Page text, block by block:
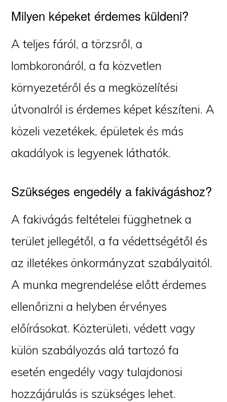
Milyen képeket érdemes küldeni?
A teljes fáról, a törzsről, a
lombkoronáról, a fa közvetlen
környezetéről és a megközelítési
útvonalról is érdemes képet készíteni. A
közeli vezetékek, épületek és más
akadályok is legyenek láthatók.
Szükséges engedély a fakivágáshoz?
A fakivágás feltételei függhetnek a
terület jellegétől, a fa védettségétől és
az illetékes önkormányzat szabályaitól.
A munka megrendelése előtt érdemes
ellenőrizni a helyben érvényes
előírásokat. Közterületi, védett vagy
külön szabályozás alá tartozó fa
esetén engedély vagy tulajdonosi
hozzájárulás is szükséges lehet.